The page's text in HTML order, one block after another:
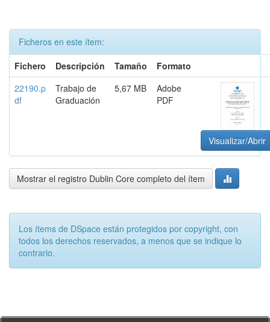
Ficheros en este ítem:
Fichero
Descripción Tamaño
Formato
22190.p
df
Trabajo de
Graduación
5,67 MB
Adobe
PDF
Visualizar/Abrir
Mostrar el registro Dublin Core completo del ítem
Los ítems de DSpace están protegidos por copyright, con
todos los derechos reservados, a menos que se indique lo
contrario.